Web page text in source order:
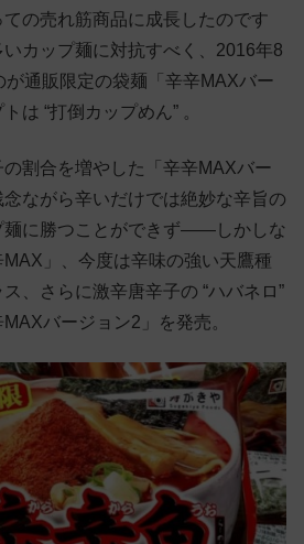
の売れ筋商品に成長したのです
カップ麺に対抗すべく、2016年8
が通販限定の袋麺「辛辛MAXバー
は “打倒カップめん” 。
割合を増やした「辛辛MAXバー
ながら辛いだけでは絶妙な辛旨の
麺に勝つことができず——しかしな
」、今度は辛味の強い天鷹種
、さらに激辛唐辛子の “ハバネロ”
バージョン2」を発売。